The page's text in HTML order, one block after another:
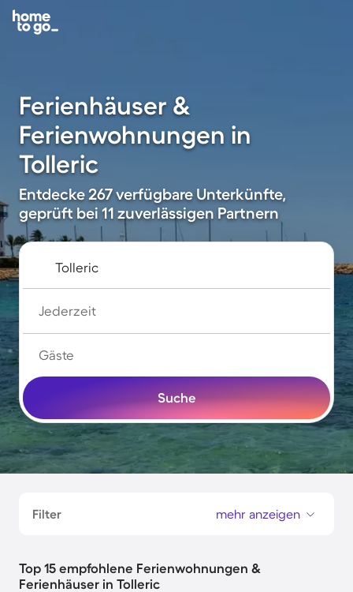
Ferienhäuser &
Ferienwohnungen in
Tolleric
Entdecke 267 verfügbare Unterkünfte,
geprüft bei 11 zuverlässigen Partnern
Jederzeit
Gäste
Suche
Filter mehr anzeigen
Top 15 empfohlene Ferienwohnungen &
Ferienhäuser in Tolleric